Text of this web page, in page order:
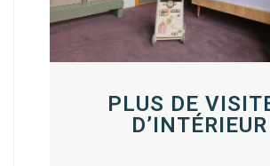
PLUS DE
D’INTÉRIEUR